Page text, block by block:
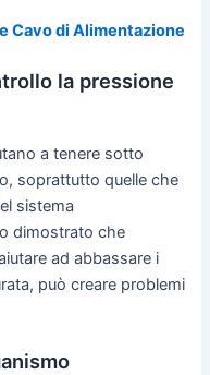
Cavo di Alimentazione
la pressione
a tenere sotto
soprattutto quelle che
sistema
dimostrato che
ad abbassare i
può creare problemi